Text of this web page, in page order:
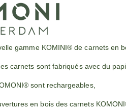
gamme KOMINI® de carnets en
carnets sont fabriqués avec du
sont rechargeables,
en bois des carnets